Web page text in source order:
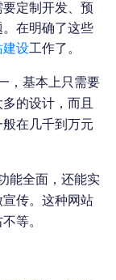
定制开发、预
在明确了这些
建设工作了。
，基本上只需要
的设计，而且
在几千到万元
能全面，还能实
传。这种网站
等。